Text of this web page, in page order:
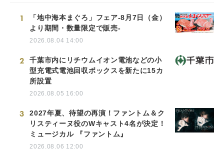
1
「地中海本まぐろ」フェア-8月7日（金）
より期間・数量限定で販売-
2026.08.04 14:00
2
千葉市内にリチウムイオン電池などの小
型充電式電池回収ボックスを新たに15カ
所設置
2026.08.05 16:00
3
2027年夏、待望の再演！ファントム＆ク
リスティーヌ役のWキャスト4名が決定！
ミュージカル 『ファントム』
2026.08.06 12:00